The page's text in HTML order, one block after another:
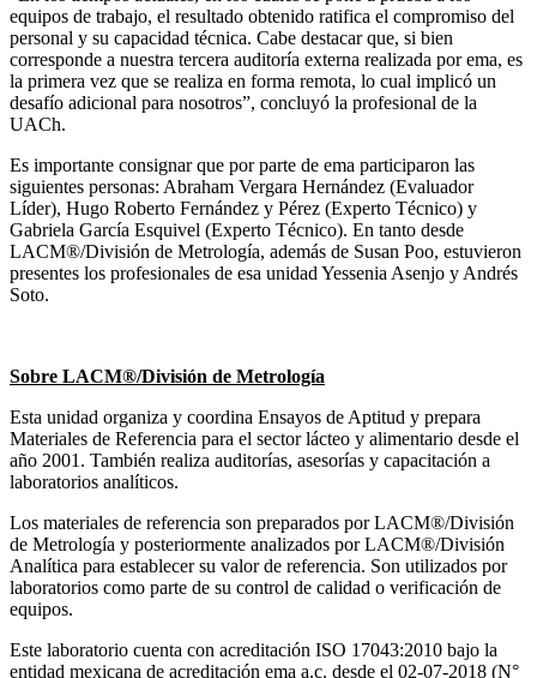
equipos de trabajo, el resultado obtenido ratifica el compromiso del
personal y su capacidad técnica. Cabe destacar que, si bien
corresponde a nuestra tercera auditoría externa realizada por ema, es
la primera vez que se realiza en forma remota, lo cual implicó un
desafío adicional para nosotros”, concluyó la profesional de la
UACh.
Es importante consignar que por parte de ema participaron las
siguientes personas: Abraham Vergara Hernández (Evaluador
Líder), Hugo Roberto Fernández y Pérez (Experto Técnico) y
Gabriela García Esquivel (Experto Técnico). En tanto desde
LACM®/División de Metrología, además de Susan Poo, estuvieron
presentes los profesionales de esa unidad Yessenia Asenjo y Andrés
Soto.
Sobre LACM®/División de Metrología
Esta unidad organiza y coordina Ensayos de Aptitud y prepara
Materiales de Referencia para el sector lácteo y alimentario desde el
año 2001. También realiza auditorías, asesorías y capacitación a
laboratorios analíticos.
Los materiales de referencia son preparados por LACM®/División
de Metrología y posteriormente analizados por LACM®/División
Analítica para establecer su valor de referencia. Son utilizados por
laboratorios como parte de su control de calidad o verificación de
equipos.
Este laboratorio cuenta con acreditación ISO 17043:2010 bajo la
entidad mexicana de acreditación ema a.c. desde el 02-07-2018 (N°